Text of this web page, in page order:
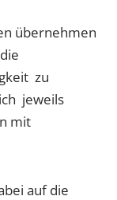
übernehmen
zu
jeweils
mit
auf die